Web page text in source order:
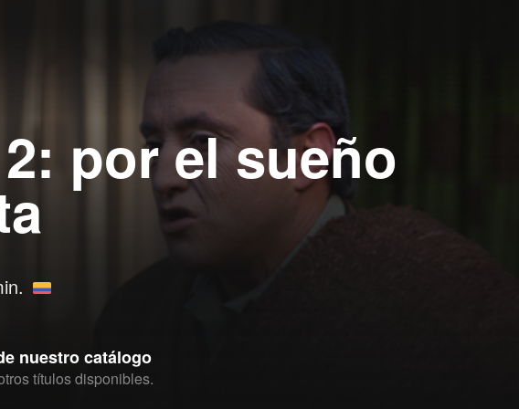
por el sueño
nuestro catálogo
títulos disponibles.